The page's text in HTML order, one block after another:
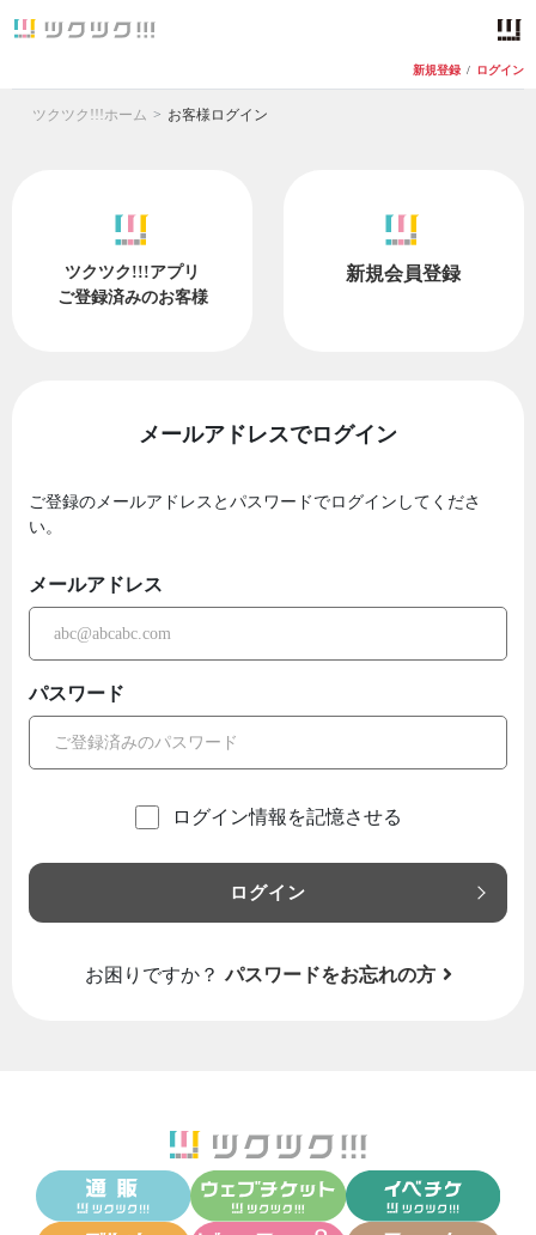
新規登録 / ログイン
ツクツク!!!ホーム お客様ログイン
ツクツク!!!アプリ
ご登録済みのお客様
新規会員登録
メールアドレスでログイン
ご登録のメールアドレスとパスワードでログインしてくださ
い。
メールアドレス
パスワード
ログイン情報を記憶させる
ログイン
お困りですか？ パスワードをお忘れの方